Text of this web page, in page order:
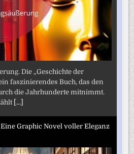
Die „Geschichte der
faszinierendes Buch, das den
die Jahrhunderte mitnimmt.
[...]
Graphic Novel voller Eleganz